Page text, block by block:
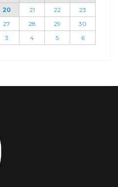
20 21 22
23
27 28 29
30
3 4 5 6